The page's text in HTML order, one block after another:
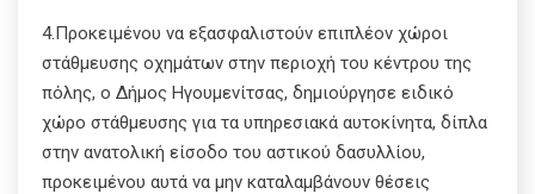
4.Προκειμένου να εξασφαλιστούν επιπλέον χώροι
στάθμευσης οχημάτων στην περιοχή του κέντρου της
πόλης, ο Δήμος Ηγουμενίτσας, δημιούργησε ειδικό
χώρο στάθμευσης για τα υπηρεσιακά αυτοκίνητα, δίπλα
στην ανατολική είσοδο του αστικού δασυλλίου,
προκειμένου αυτά να μην καταλαμβάνουν θέσεις